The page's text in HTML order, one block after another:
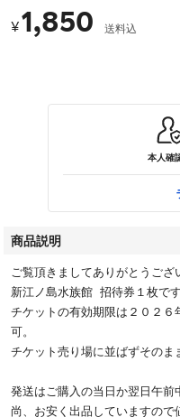
¥1,850 送料込
本人確
商品説明
ご覧頂きましてありがとうござ
新江ノ島水族館 招待券１枚です
チケットの有効期限は２０２
可。
チケット売り場に並ばずそのま
発送はご購入の当日か翌日午前
尚、お安く出品していますので